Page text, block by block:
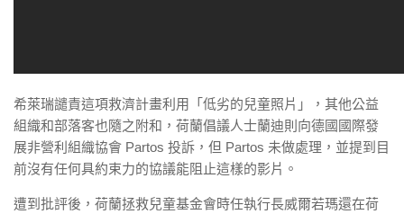
希萊瑞譴責這項救濟計畫利用「低劣的兒童照片」，其他公益
組織和部落客也隨之附和，荷蘭倡議人士蘭迪則向德國國際發
展非營利組織協會 Partos 投訴，但 Partos 未做處理，並提到目
前沒有任何具約束力的協議能阻止這樣的影片。
遭到批評後，荷蘭拯救兒童基金會時任執行長威爾若瑪還在荷